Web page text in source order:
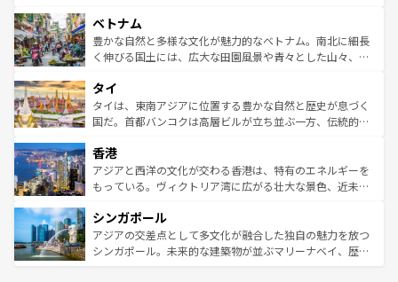
参照してほしい。
容にもいいと評判のスイーツなど、バラエティ豊かな料理
が味わえる。 なお、新着の台湾情報は コンテンツ一覧を参
照してほしい。
き、地方に足を延ばせば四季折々の自然美を楽しむことが
できる。そして、キムチや焼肉、絶品のストリートフード
まで、さまざまな韓国料理が待っている。夜には、韓国な
リティに包まれながら、韓国の多彩な魅力を心ゆくまで味
わってみてほしい。 なお、新着の韓国情報はコンテンツ一
覧を参照してほしい。
ベトナム
豊かな自然と多様な文化が魅力的なベトナム。南北に細長
く伸びる国土には、広大な田園風景や青々とした山々、世
急速な発展と共に伝統が息づく。ハノイの古い町並みやホ
ーチミン市のフランス統治時代の建物も、独特の雰囲気を
醸し出している。また、バラエティの豊かさとおいしさで
とつ。フォーやバインミー、ベトナムコーヒーなどは、ぜ
ひ現地で味わいたい。どの地域を訪れてもあたたかい人々
が旅行者を迎えてくれるので、きっと忘れられない旅にな
参照してほしい。
タイ
タイは、東南アジアに位置する豊かな自然と歴史が息づく
国だ。首都バンコクは高層ビルが立ち並ぶ一方、伝統的な
の活気が交差している。北部ではチェンマイなどの山岳地
帯で自然と触れ合い、南部ではプーケットやクラビの美し
いビーチでリゾート気分を楽しむことができる。タイ料理
激する。気候は一年中温暖で、どの季節にも異なる楽しみ
が待っている。親しみやすいタイの人々、仏教を中心とし
た文化、そして多様な観光資源が、訪れる旅人を魅了し続
香港
アジアと西洋の文化が交わる香港は、特有のエネルギーを
もっている。ヴィクトリア湾に広がる壮大な景色、近未来
み、どこを訪れても感動するはず。観光スポットが密集し
ており、効率よく見どころを回れるのも魅力。息をのむよ
うな絶景から文化的な体験まで、香港を存分に楽しみ尽く
シンガポール
アジアの交差点として多文化が融合した独自の魅力を放つ
シンガポール。未来的な建築物が並ぶマリーナベイ、歴史